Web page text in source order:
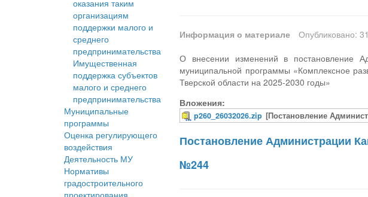
оказания таким
организациям
поддержки малого и
среднего
предпринимательства
Имущественная
поддержка субъектов
малого и среднего
предпринимательства
Муниципальные
программы
Оценка регулирующего
воздействия
Деятельность МУ
Нормативы
градостроительного
Информация о материале
Опубликовано:
О внесении изменений в постановление
муниципальной программы «Комплексное
Тверской области на 2025-2030 годы»
Вложения:
p260_26032026.zip [Постановление
Постановление Администрации
№244